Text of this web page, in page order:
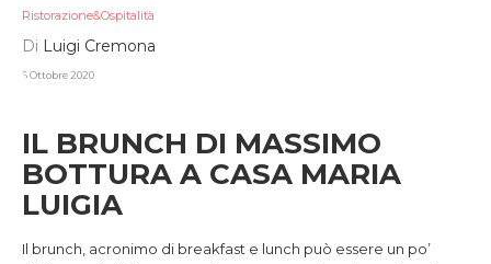
Ristorazione&Ospitalità
Di Luigi Cremona
6 Ottobre 2020
IL BRUNCH DI MASSIMO
BOTTURA A CASA MARIA
LUIGIA
Il brunch, acronimo di breakfast e lunch può essere un po’